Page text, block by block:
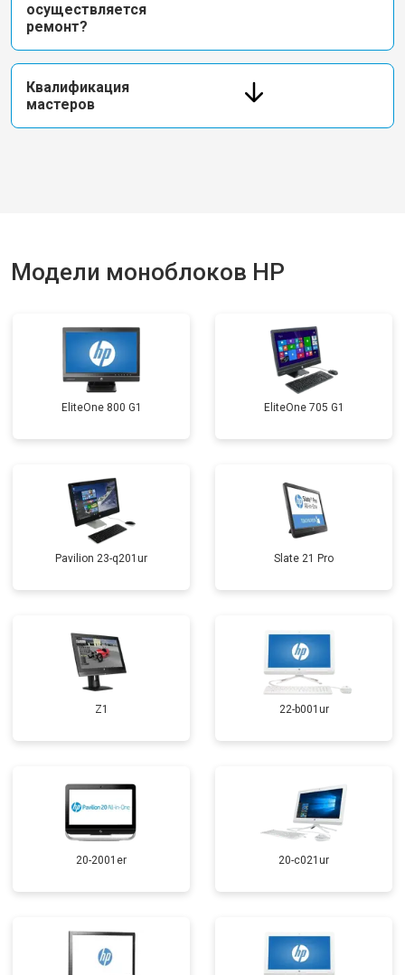
осуществляется
ремонт?
Квалификация
мастеров
Модели моноблоков HP
EliteOne 800 G1 EliteOne 705 G1
Pavilion 23-q201ur Slate 21 Pro
Z1 22-b001ur
20-2001er 20-c021ur